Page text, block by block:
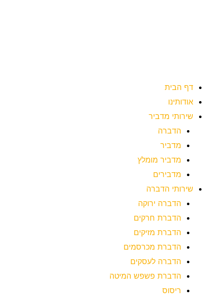
דף הבית
אודותינו
שירותי מדביר
הדברה
מדביר
מדביר מומלץ
מדבירים
שירותי הדברה
הדברה ירוקה
הדברת חרקים
הדברת מזיקים
הדברת מכרסמים
הדברה לעסקים
הדברת פשפש המיטה
ריסוס